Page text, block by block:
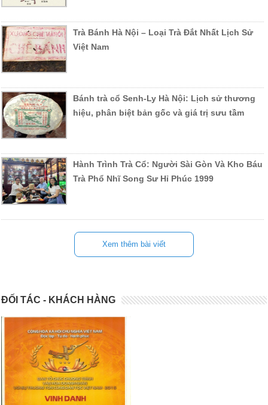
Trà Bánh Hà Nội – Loại Trà Đắt Nhất Lịch Sử
Việt Nam
Bánh trà cổ Senh-Ly Hà Nội: Lịch sử thương
hiệu, phân biệt bản gốc và giá trị sưu tầm
Hành Trình Trà Cổ: Người Sài Gòn Và Kho Báu
Trà Phổ Nhĩ Song Sư Hỉ Phúc 1999
Xem thêm bài viết
ĐỐI TÁC - KHÁCH HÀNG